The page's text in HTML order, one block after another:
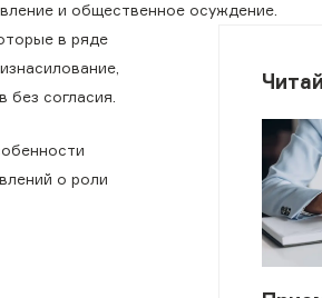
и общественное осуждение.
в ряде
без согласия.
о роли